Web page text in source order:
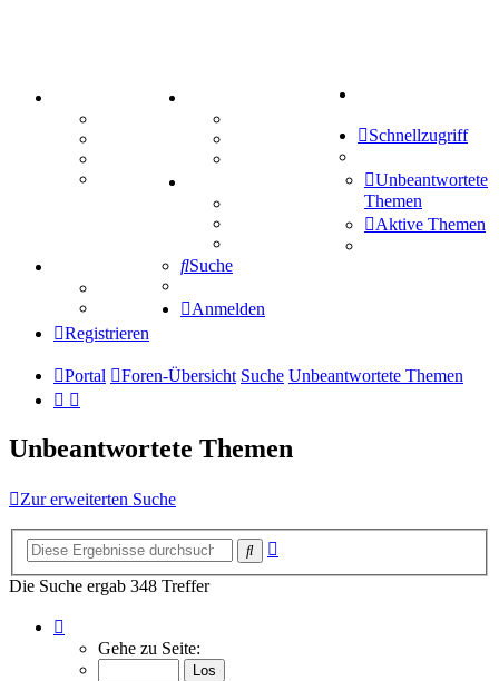
Mastodon
Treffenübersicht
Zitatesammlung
Schiffe versenken
Tipprunde
Comunio
Schnellzugriff
Unbeantwortete
Themen
Aktive Themen
Suche
Anmelden
Registrieren
Portal Foren-Übersicht Suche Unbeantwortete Themen
Unbeantwortete Themen
Zur erweiterten Suche
Suche
Die Suche ergab 348 Treffer
von
Gehe zu Seite: